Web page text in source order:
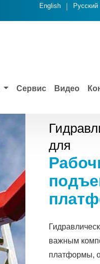
English Русский
Сервис Видео
для
важным
платформы,